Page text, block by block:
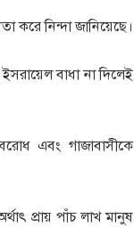
করে নিন্দা জানিয়েছে।
বাধা না দিলেই
এবং গাজাবাসীকে
প্রায় পাঁচ লাখ মানুষ